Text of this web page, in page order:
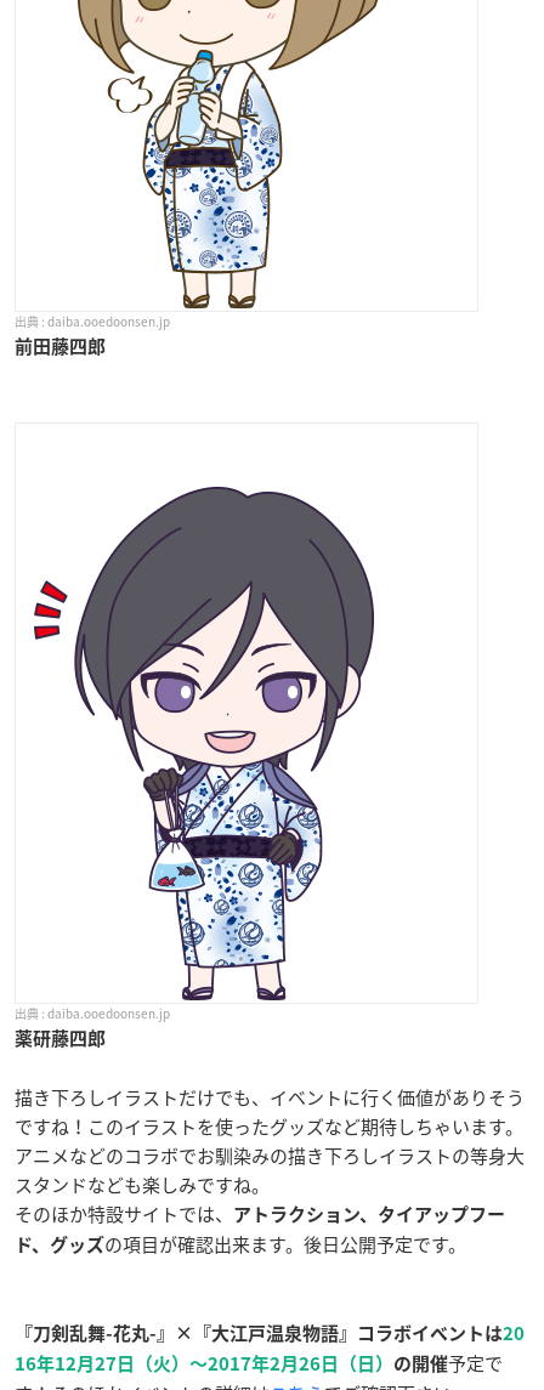
daiba.ooedoonsen.jp
前田藤四郎
daiba.ooedoonsen.jp
薬研藤四郎
描き下ろしイラストだけでも、イベントに行く価値がありそう
ですね！このイラストを使ったグッズなど期待しちゃいます。
アニメなどのコラボでお馴染みの描き下ろしイラストの等身大
スタンドなども楽しみですね。
そのほか特設サイトでは、
アトラクション、タイアップフー
ド、グッズの項目が確認出来ます。後日公開予定です。
『刀剣乱舞-花丸-』×『大江戸温泉物語』コラボイベントは20
16年12月27日（火）〜2017年2月26日（日） の開催予定で